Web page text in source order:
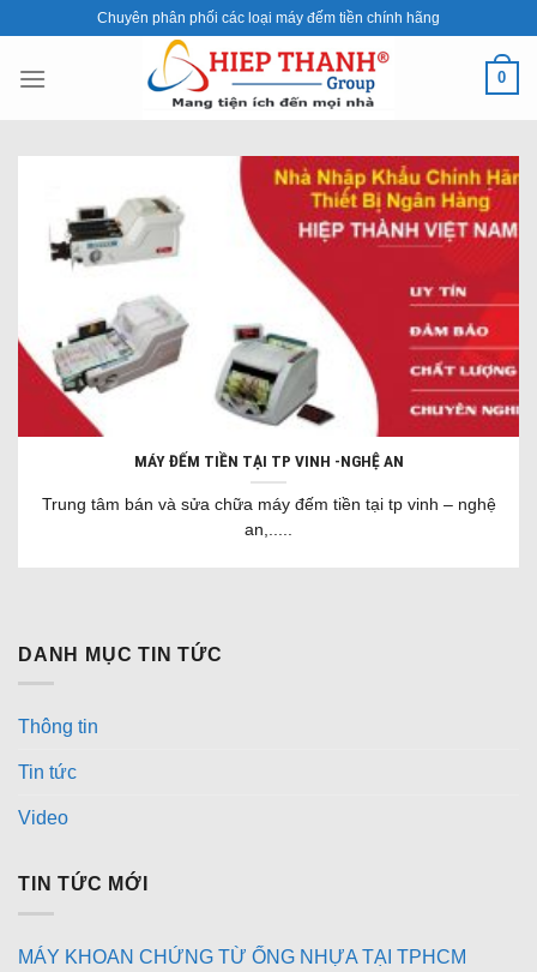
content
Chuyên phân phối các loại máy đếm tiền chính hãng
0
MÁY ĐẾM TIỀN TẠI TP VINH -NGHỆ AN
Trung tâm bán và sửa chữa máy đếm tiền tại tp vinh – nghệ
an,.....
DANH MỤC TIN TỨC
Thông tin
Tin tức
Video
TIN TỨC MỚI
MÁY KHOAN CHỨNG TỪ ỐNG NHỰA TẠI TPHCM